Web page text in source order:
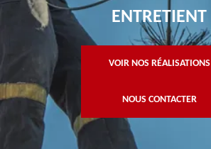
ENTRETIENT
VOIR NOS RÉALISATIONS
NOUS CONTACTER